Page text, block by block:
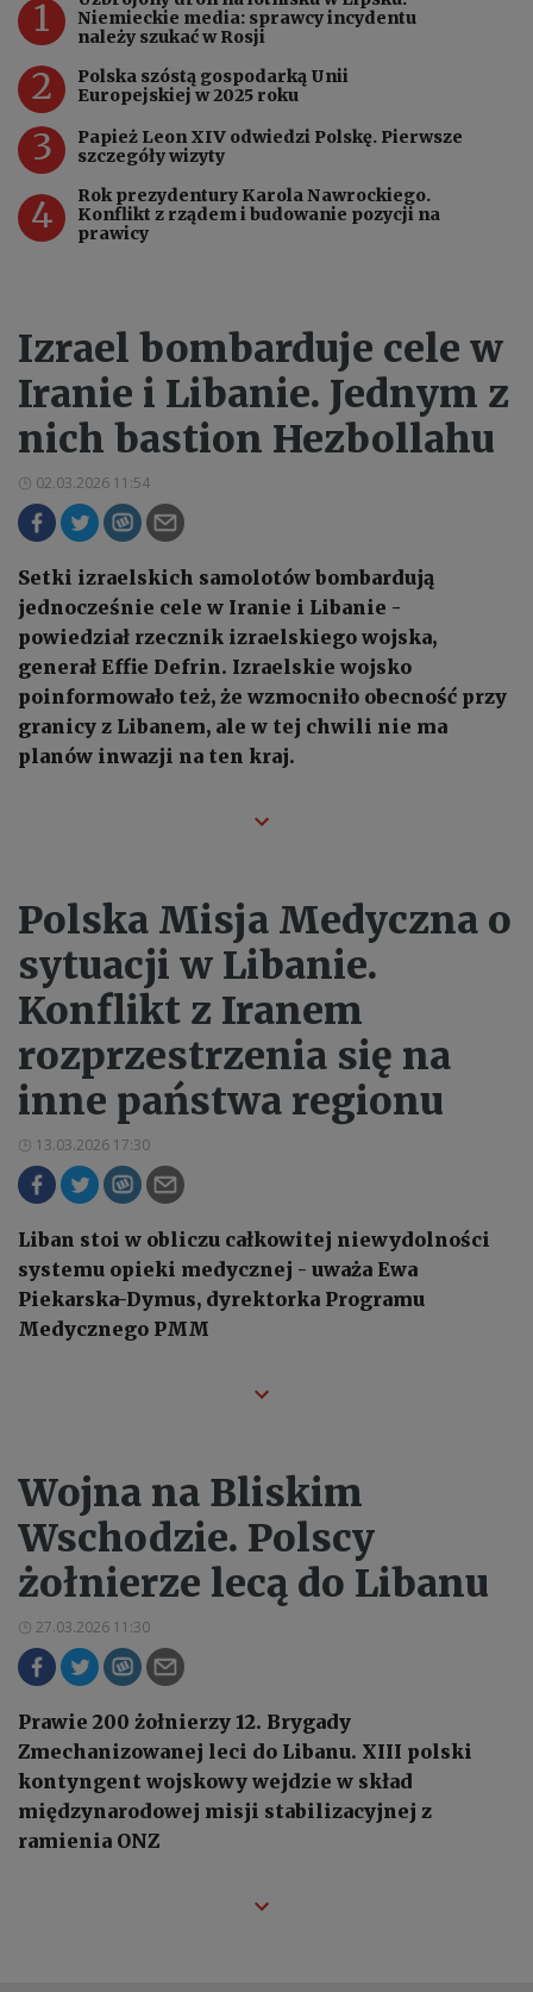
1
Niemieckie media: sprawcy incydentu
należy szukać w Rosji
2
Polska szóstą gospodarką Unii
Europejskiej w 2025 roku
3
Papież Leon XIV odwiedzi Polskę. Pierwsze
szczegóły wizyty
4
Rok prezydentury Karola Nawrockiego.
Konflikt z rządem i budowanie pozycji na
prawicy
Izrael bombarduje cele w
Iranie i Libanie. Jednym z
nich bastion Hezbollahu
02.03.2026 11:54
Setki izraelskich samolotów bombardują
jednocześnie cele w Iranie i Libanie -
powiedział rzecznik izraelskiego wojska,
generał Effie Defrin. Izraelskie wojsko
poinformowało też, że wzmocniło obecność przy
granicy z Libanem, ale w tej chwili nie ma
planów inwazji na ten kraj.
Polska Misja Medyczna o
sytuacji w Libanie.
Konflikt z Iranem
rozprzestrzenia się na
inne państwa regionu
13.03.2026 17:30
Liban stoi w obliczu całkowitej niewydolności
systemu opieki medycznej - uważa Ewa
Piekarska-Dymus, dyrektorka Programu
Medycznego PMM
Wojna na Bliskim
Wschodzie. Polscy
żołnierze lecą do Libanu
27.03.2026 11:30
Prawie 200 żołnierzy 12. Brygady
Zmechanizowanej leci do Libanu. XIII polski
kontyngent wojskowy wejdzie w skład
międzynarodowej misji stabilizacyjnej z
ramienia ONZ